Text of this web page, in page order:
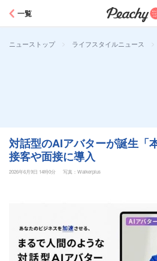
一覧
ニューストップ > ライフスタイルニュース >
対話型のAIアバターが誕生「
接客や面接に導入
2026年6月9日 14時0分 写真：Walkerplus